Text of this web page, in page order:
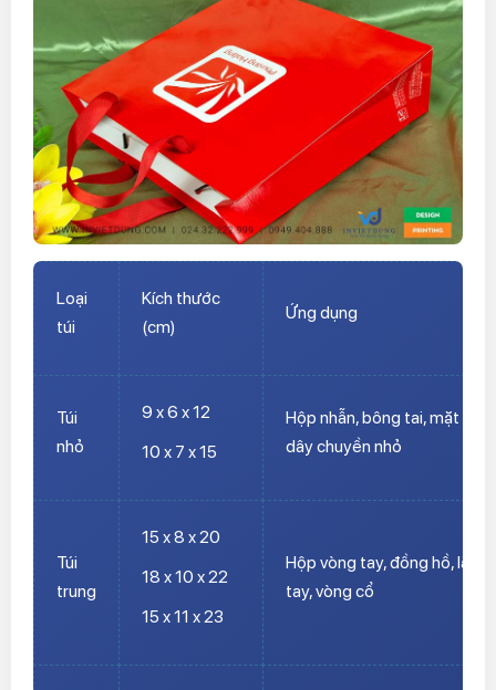
Loại
túi
Kích thước
(cm)
Ứng dụng
Túi
nhỏ
9 x 6 x 12
10 x 7 x 15
Hộp nhẫn, bông tai, mặt
dây chuyền nhỏ
Túi
trung
15 x 8 x 20
18 x 10 x 22
15 x 11 x 23
Hộp vòng tay, đồng hồ, lắc
tay, vòng cổ